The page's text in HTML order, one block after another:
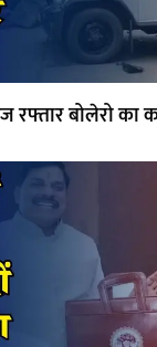
रफ्तार बोलेरो